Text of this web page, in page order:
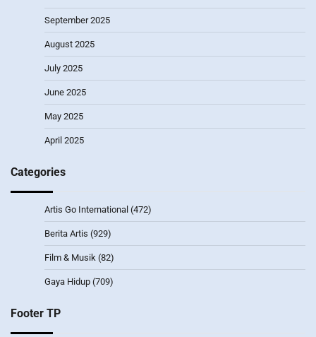
September 2025
August 2025
July 2025
June 2025
May 2025
April 2025
Categories
Artis Go International (472)
Berita Artis (929)
Film & Musik (82)
Gaya Hidup (709)
Footer TP